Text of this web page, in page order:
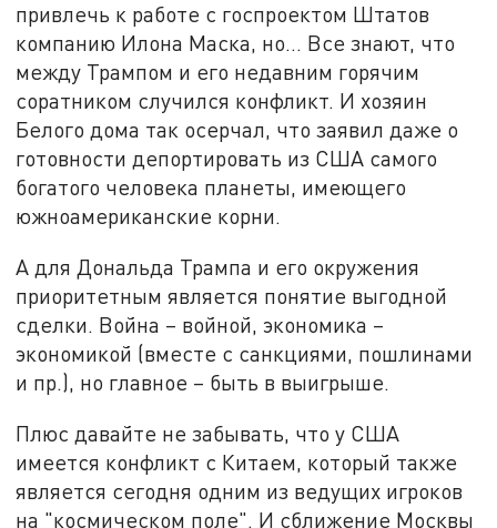
привлечь к работе с госпроектом Штатов
компанию Илона Маска, но... Все знают, что
между Трампом и его недавним горячим
соратником случился конфликт. И хозяин
Белого дома так осерчал, что заявил даже о
готовности депортировать из США самого
богатого человека планеты, имеющего
южноамериканские корни.
А для Дональда Трампа и его окружения
приоритетным является понятие выгодной
сделки. Война – войной, экономика –
экономикой (вместе с санкциями, пошлинами
и пр.), но главное – быть в выигрыше.
Плюс давайте не забывать, что у США
имеется конфликт с Китаем, который также
является сегодня одним из ведущих игроков
на "космическом поле". И сближение Москвы